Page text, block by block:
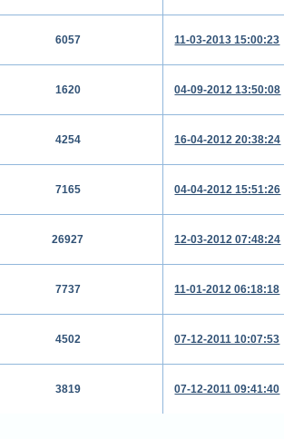
6057 11-03-2013 15:00:23
1620 04-09-2012 13:50:08
4254 16-04-2012 20:38:24
7165 04-04-2012 15:51:26
26927 12-03-2012 07:48:24
7737 11-01-2012 06:18:18
4502 07-12-2011 10:07:53
3819 07-12-2011 09:41:40